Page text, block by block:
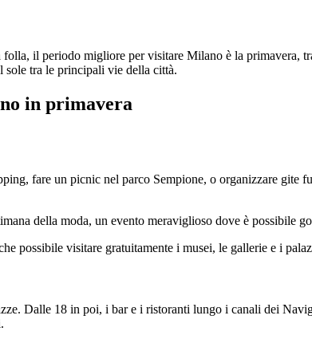
il periodo migliore per visitare Milano è la primavera,
sole tra le principali vie della città.
in primavera
fare un picnic nel parco Sempione, o organizzare
della moda, un evento meraviglioso dove è
possibile visitare gratuitamente i musei, le gallerie e i
Dalle 18 in poi, i bar e i ristoranti lungo i canali dei